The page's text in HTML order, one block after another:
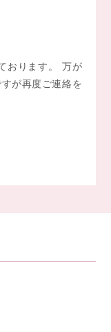
おります。 万が
が再度ご連絡を